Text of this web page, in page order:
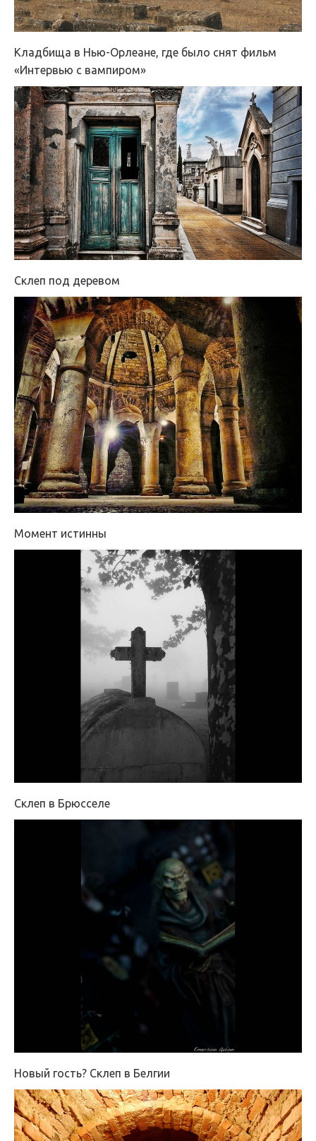
Кладбища в Нью-Орлеане, где было снят фильм
«Интервью с вампиром»
Склеп под деревом
Момент истинны
Склеп в Брюсселе
Новый гость? Склеп в Белгии